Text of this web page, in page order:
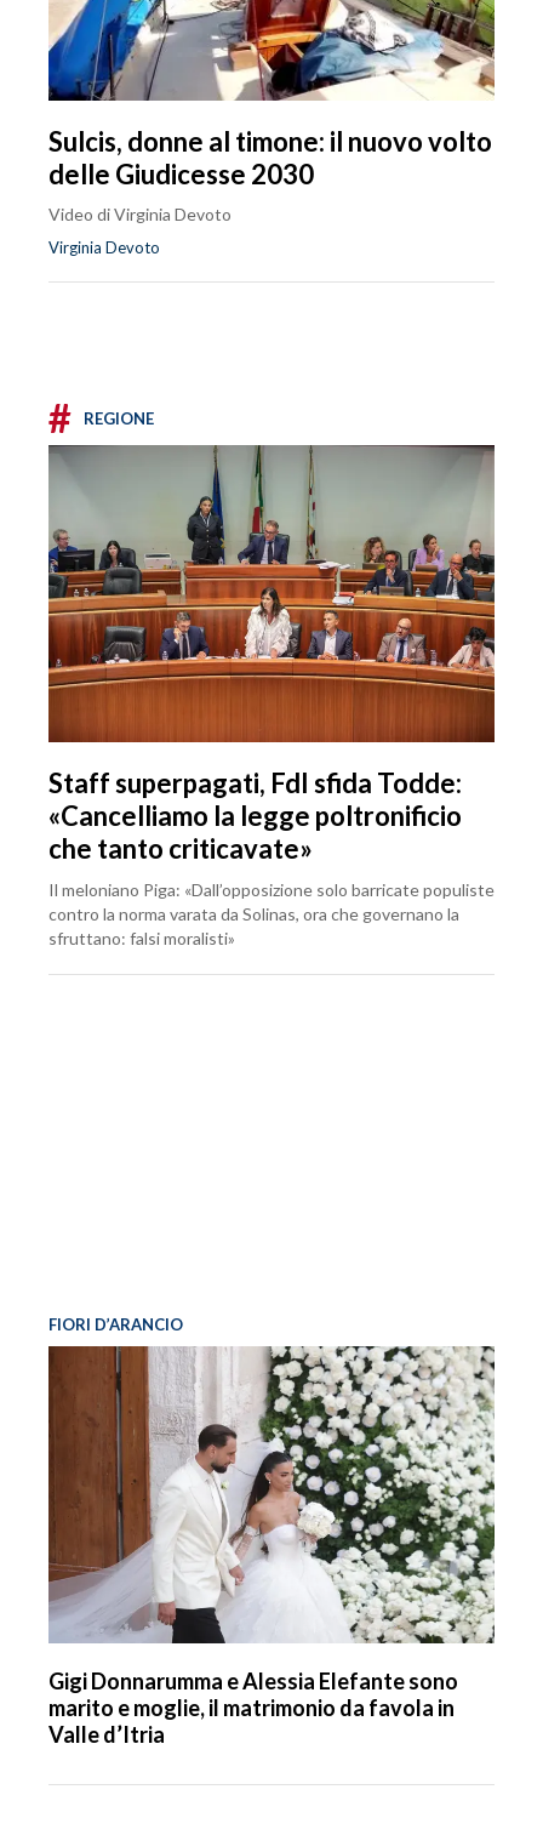
Sulcis, donne al timone: il nuovo volto
delle Giudicesse 2030
Video di Virginia Devoto
Virginia Devoto
# REGIONE
Staff superpagati, FdI sfida Todde:
«Cancelliamo la legge poltronificio
che tanto criticavate»
Il meloniano Piga: «Dall’opposizione solo barricate populiste
contro la norma varata da Solinas, ora che governano la
sfruttano: falsi moralisti»
FIORI D’ARANCIO
Gigi Donnarumma e Alessia Elefante sono
marito e moglie, il matrimonio da favola in
Valle d’Itria